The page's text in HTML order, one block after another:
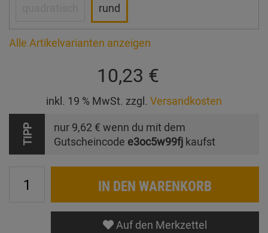
rund
Alle Artikelvarianten anzeigen
10,23 €
inkl. 19 % MwSt. zzgl. Versandkosten
TIPP nur 9,62 € wenn du mit dem
Gutscheincode e3oc5w99fj kaufst
IN DEN WARENKORB
Auf den Merkzettel